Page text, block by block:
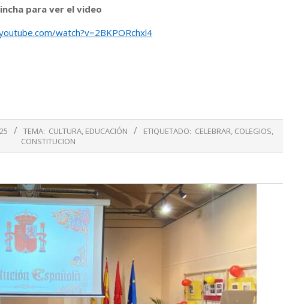
para ver el video
watch?v=2BKPORchxl4
TEMA: CULTURA, EDUCACIÓN ETIQUETADO: CELEBRAR, COLEGIOS,
CONSTITUCION